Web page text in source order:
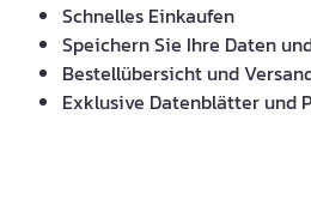
Schnelles Einkaufen
Speichern Sie Ihre Daten
Bestellübersicht und
Exklusive Datenblätter und